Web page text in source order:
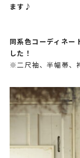
ます♪
同系色コーディネー
した！
※二尺袖、半幅帯、